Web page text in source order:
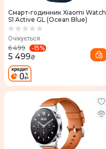
Смарт-годинник Xiaomi Watch
S1 Active GL (Ocean Blue)
Очікується
6 499 -15%
5 499₴